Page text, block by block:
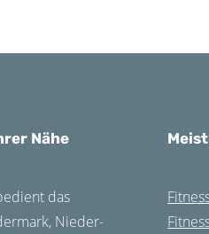
Nähe
das
Nieder-